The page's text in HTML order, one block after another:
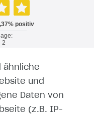
ähnliche
und
Daten von
(z.B. IP-